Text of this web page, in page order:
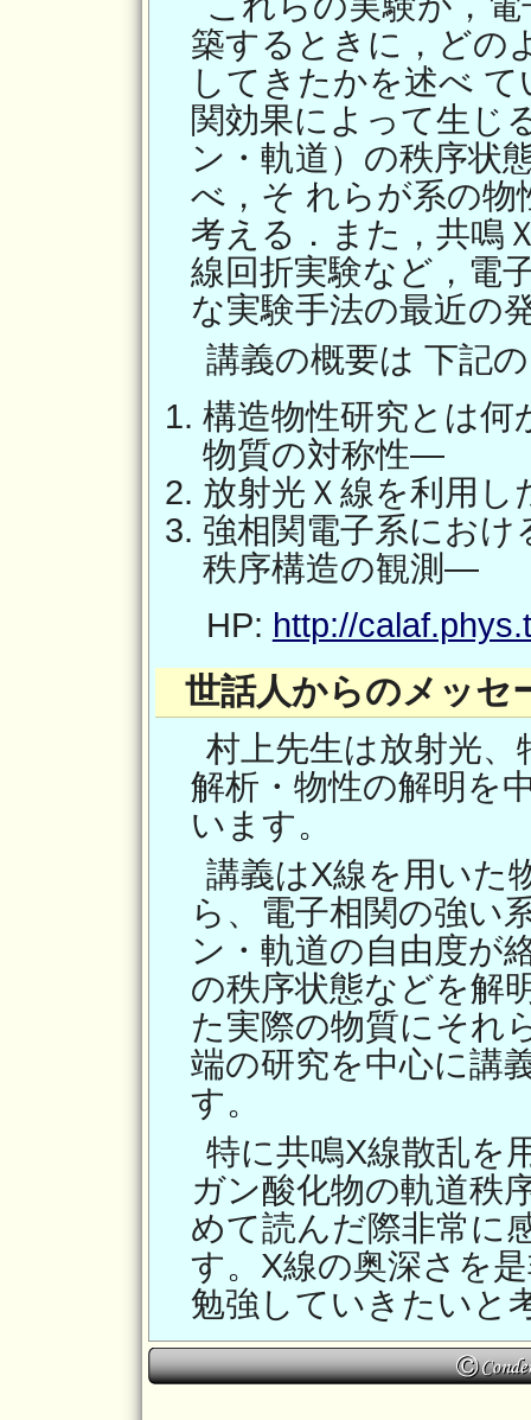
築するときに，どの
してきたかを述べ
関効果によって生じ
ン・軌道）の秩序状
べ，そ れらが系の物
考える．また，共鳴
線回折実験など，電
な実験手法の最近の
講義の概要は 下記
構造物性研究とは
物質の対称性―
放射光Ｘ線を利用し
強相関電子系にお
秩序構造の観測―
HP: http://
世話人からのメッセ
村上先生は放射光
解析・物性の解明を
います。
講義はX線を用いた
ら、電子相関の強い
ン・軌道の自由度が
の秩序状態などを解
た実際の物質にそれ
端の研究を中心に講
す。
特に共鳴X線散乱を
ガン酸化物の軌道秩
めて読んだ際非常に
す。X線の奥深さを
勉強していきたいと